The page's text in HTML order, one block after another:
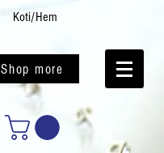
Koti/Hem
Shop more